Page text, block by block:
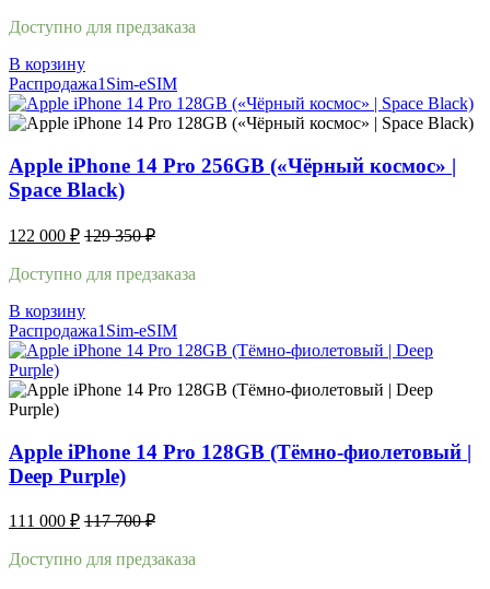
Доступно для предзаказа
В корзину
Распродажа1Sim-eSIM
Apple iPhone 14 Pro 256GB («Чёрный космос» |
Space Black)
122 000 ₽ 129 350₽
Доступно для предзаказа
В корзину
Распродажа1Sim-eSIM
Apple iPhone 14 Pro 128GB (Тёмно-фиолетовый |
Deep Purple)
111 000 ₽ 117 700₽
Доступно для предзаказа